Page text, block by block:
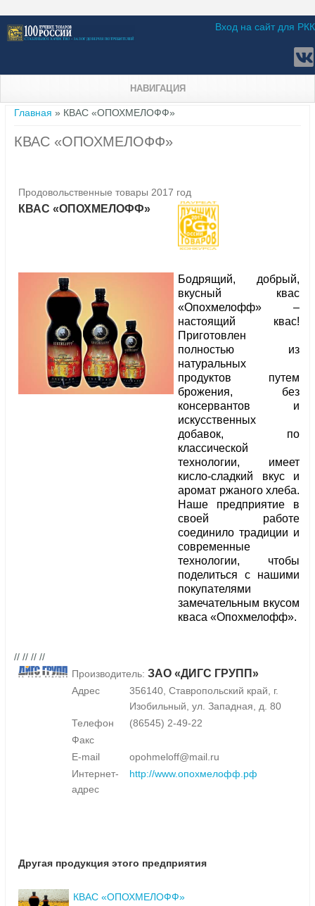
Вход на сайт для РКК
НАВИГАЦИЯ
Вы здесь
Главная » КВАС «ОПОХМЕЛОФФ»
КВАС «ОПОХМЕЛОФФ»
Продовольственные товары 2017 год
КВАС «ОПОХМЕЛОФФ»
Бодрящий, добрый,
вкусный квас
«Опохмелофф» –
настоящий квас!
Приготовлен
полностью из
натуральных
продуктов путем
брожения, без
консервантов и
искусственных
добавок, по
классической
технологии, имеет
кисло-сладкий вкус и
аромат ржаного хлеба.
Наше предприятие в
своей работе
соединило традиции и
современные
технологии, чтобы
поделиться с нашими
покупателями
замечательным вкусом
кваса «Опохмелофф».
// // // //
Производитель: ЗАО «ДИГС ГРУПП»
Адрес
356140, Ставропольский край, г.
Изобильный, ул. Западная, д. 80
Телефон
(86545) 2-49-22
Факс
E-mail
opohmeloff@mail.ru
Интернет-
адрес
http://www.опохмелофф.рф
Другая продукция этого предприятия
КВАС «ОПОХМЕЛОФФ»